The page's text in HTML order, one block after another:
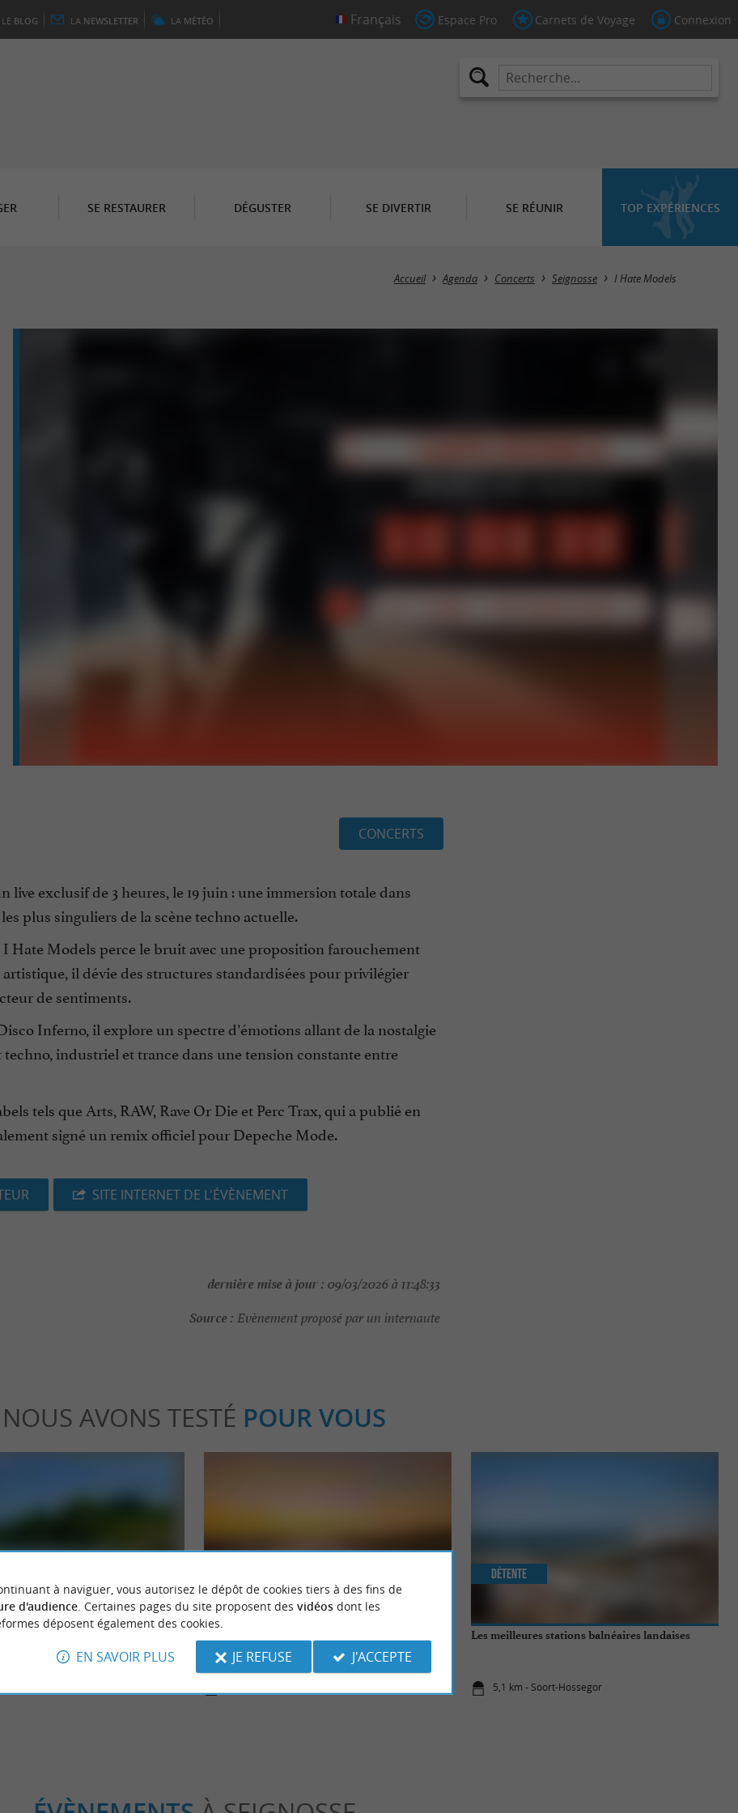
LE BLOG LA NEWSLETTER LA MÉTÉO Espace Pro Carnets de Voyage Connexion
SE RESTAURER DÉGUSTER SE DIVERTIR SE RÉUNIR TOP EXPÉRIENCES
Accueil Agenda Concerts Seignosse I Hate Models
CONCERTS
exclusif de 3 heures, le 19 juin : une immersion totale dans
plus singuliers de la scène techno actuelle.
Hate Models perce le bruit avec une proposition farouchement
il dévie des structures standardisées pour privilégier
de sentiments.
Inferno, il explore un spectre d’émotions allant de la nostalgie
industriel et trance dans une tension constante entre
tels que Arts, RAW, Rave Or Die et Perc Trax, qui a publié en
signé un remix officiel pour Depeche Mode.
SITE INTERNET DE L'ÉVÈNEMENT
dernière mise à jour : 09/03/2026 à 11:48:33
Source : Evènement proposé par un internaute
NOUS AVONS TESTÉ POUR VOUS
Les meilleures stations balnéaires landaises
5,1 km - Soort-Hossegor
Détente
à naviguer, vous autorisez le dépôt de cookies tiers à des fins de
d'audience. Certaines pages du site proposent des vidéosdont les
déposent également des cookies.
EN SAVOIR PLUS JE REFUSE J'ACCEPTE